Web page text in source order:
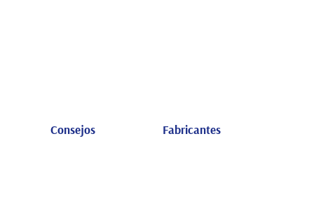
Consejos Fabricantes